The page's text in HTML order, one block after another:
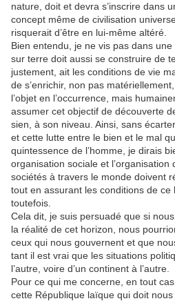
nature, doit et devra s’inscrire dans
concept même de civilisation
risquerait d’être en lui-même altéré.
Bien entendu, je ne vis pas dans
sur terre doit aussi se construire de
justement, ait les conditions de vie
de s’enrichir, non pas
l’objet en l’occurrence, mais
assumer cet objectif de découverte
sien, à son niveau. Ainsi, sans
et cette lutte entre le bien et le mal
quintessence de l’homme, je dirais
organisation sociale et l’organisation
sociétés à travers le monde doivent
tout en assurant les conditions de
toutefois.
Cela dit, je suis persuadé que si
la réalité de cet horizon, nous
ceux qui nous gouvernent et que
tant il est vrai que les situations
l’autre, voire d’un continent à l’autre.
Pour ce qui me concerne, en tout
cette République laïque qui doit